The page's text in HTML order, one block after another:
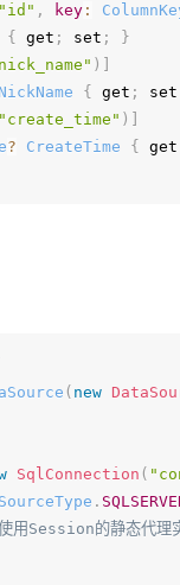
"id" , key:
{ get ; set ;
}
)
NickName { get ; set
"create_time" )
? CreateTime { get
( new
SqlConnection (
.
用Session的静态代理